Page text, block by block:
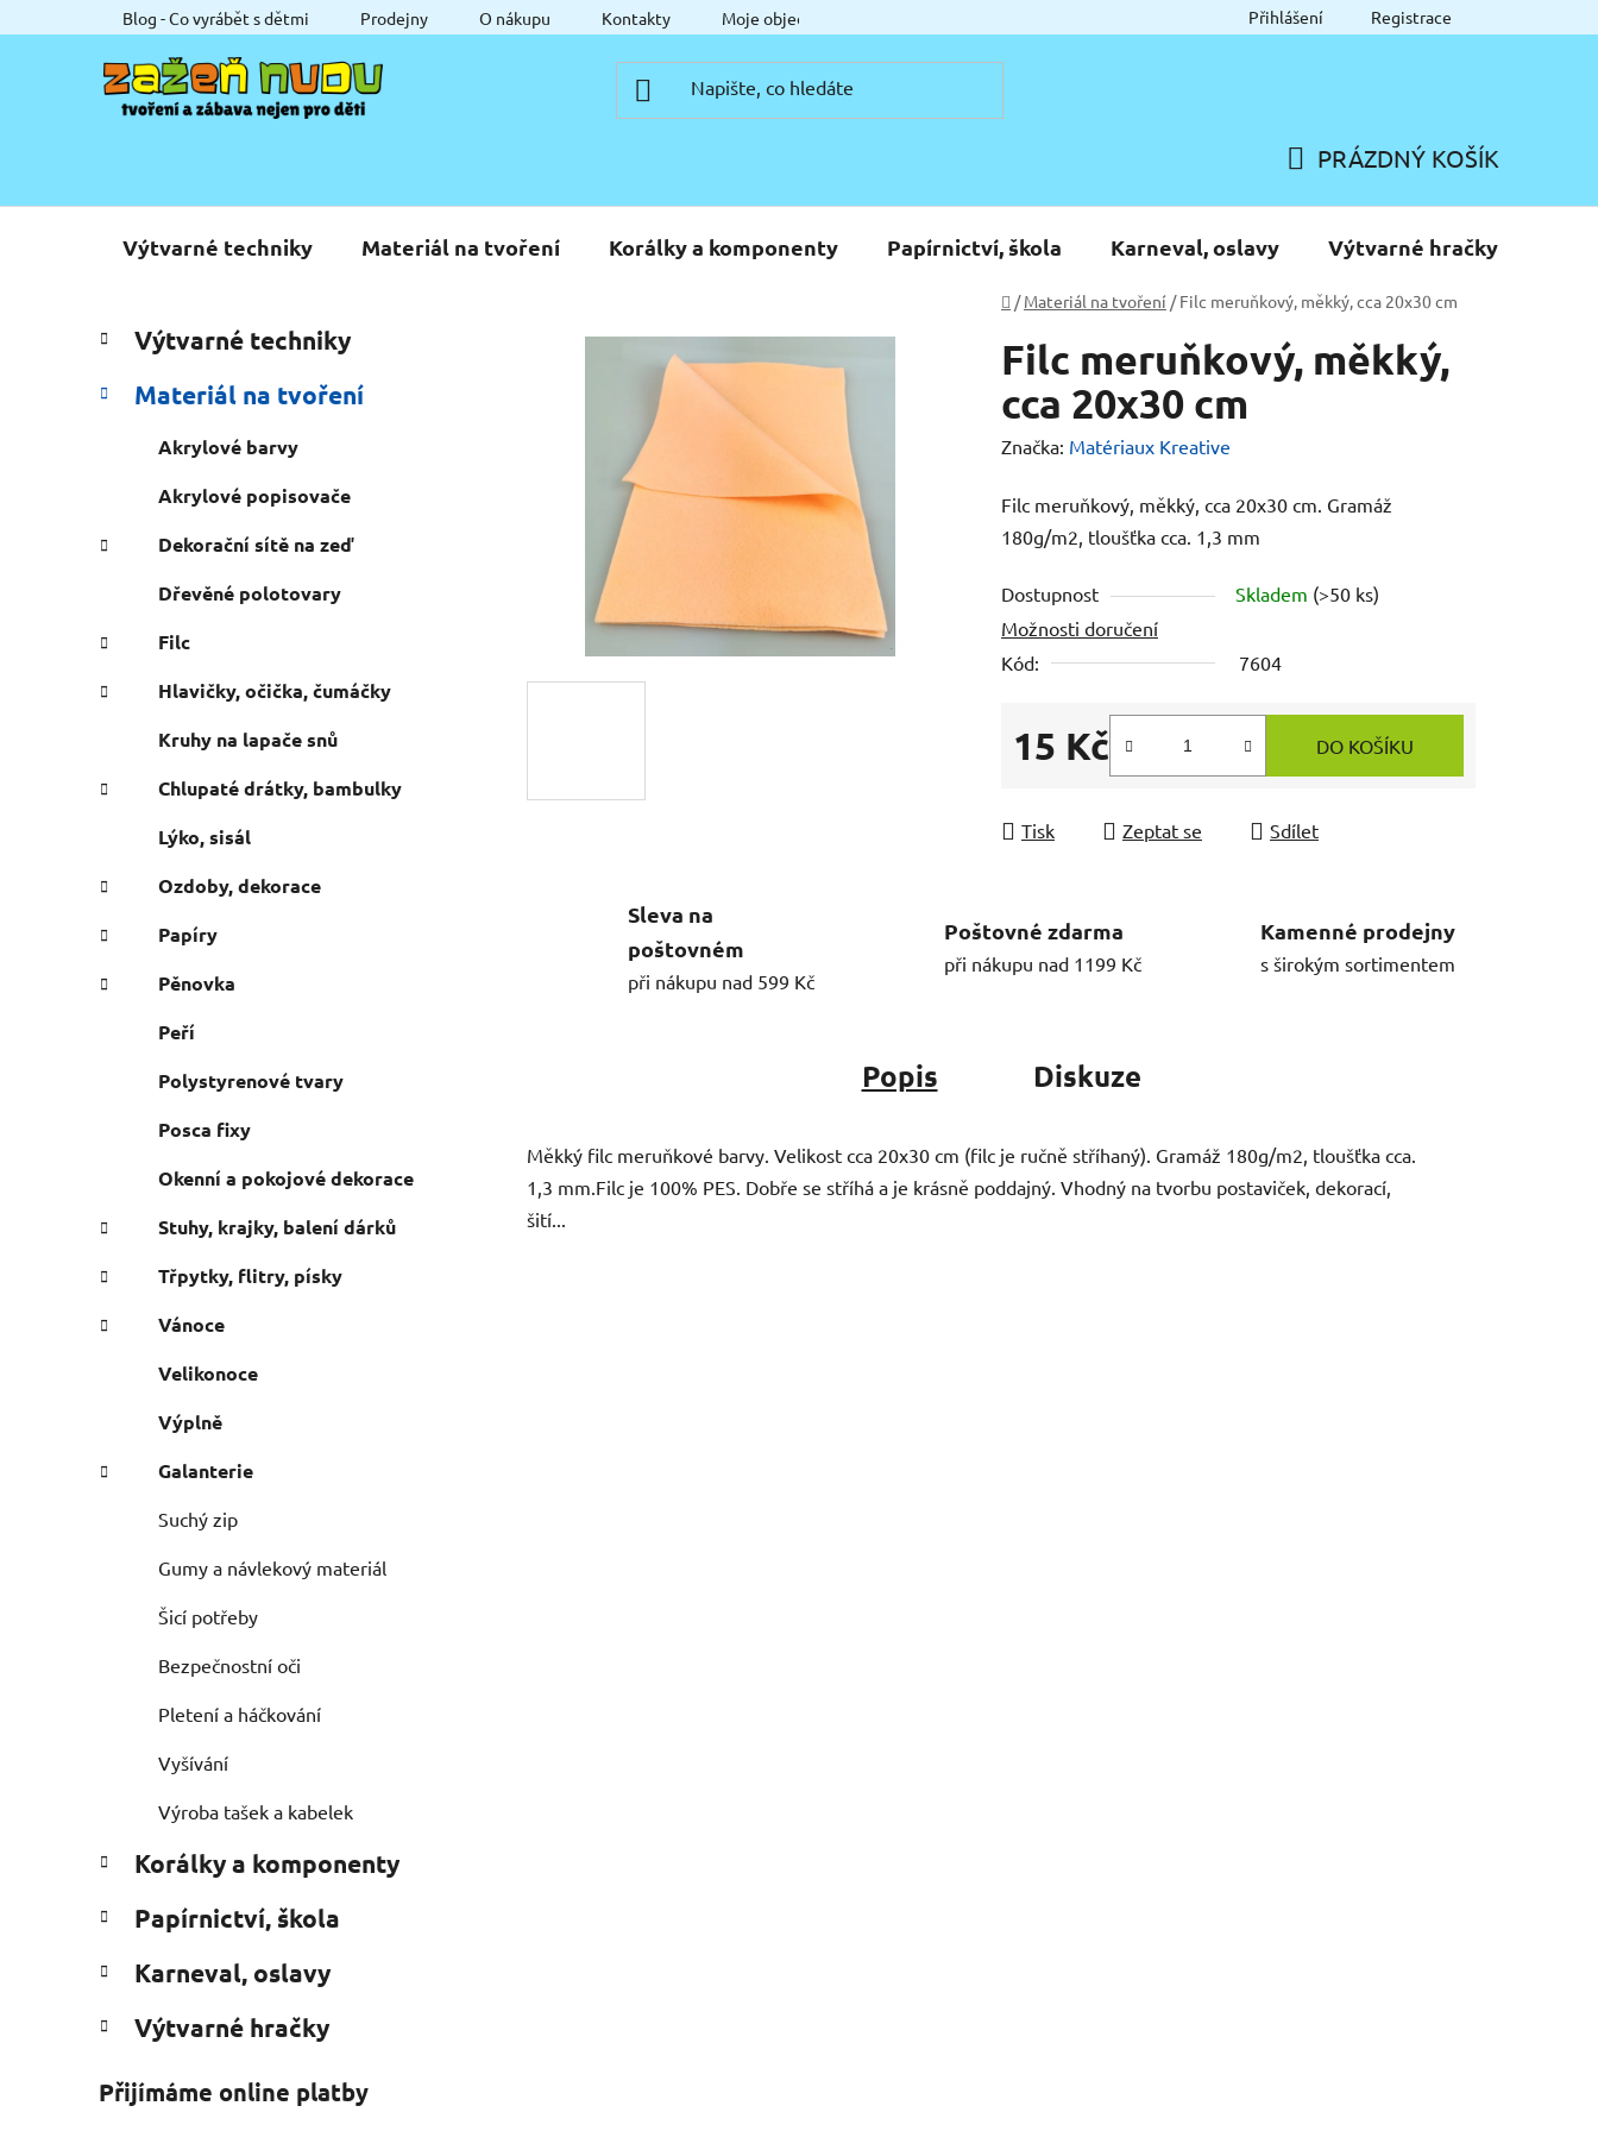
na
Blog - Co vyrábět s dětmi Prodejny O nákupu Kontakty Moje objednávka Přihlášení Registrace
KOŠÍK
PRÁZDNÝ KOŠÍK
Výtvarné techniky Materiál na tvoření Korálky a komponenty Papírnictví, škola Karneval, oslavy Výtvarné hračky
Domů
/ Materiál na tvoření / Filc meruňkový, měkký, cca 20x30 cm
P
o
s
n
a
e
Přeskočit
kategorie
a
e
e
Výtvarné techniky
Materiál na tvoření
Akrylové barvy
Akrylové popisovače
Dekorační sítě na zeď
Dřevěné polotovary
Filc
Hlavičky, očička, čumáčky
Kruhy na lapače snů
Chlupaté drátky, bambulky
Lýko, sisál
Ozdoby, dekorace
Papíry
Pěnovka
Peří
Polystyrenové tvary
Posca fixy
Okenní a pokojové dekorace
Stuhy, krajky, balení dárků
Třpytky, flitry, písky
Vánoce
Velikonoce
Výplně
Galanterie
Suchý zip
Gumy a návlekový materiál
Šicí potřeby
Bezpečnostní oči
Pletení a háčkování
Vyšívání
Výroba tašek a kabelek
Korálky a komponenty
Papírnictví, škola
Karneval, oslavy
Výtvarné hračky
Přijímáme online platby
Filc meruňkový, měkký,
cca 20x30 cm
Značka: Matériaux Kreative
Filc meruňkový, měkký, cca 20x30 cm. Gramáž
180g/m2, tloušťka cca. 1,3 mm
Dostupnost Skladem (>50 ks)
Možnosti doručení
Kód:
7604
15 Kč
Měrná cena:
DO KOŠÍKU
Tisk Zeptat se Sdílet
Sleva na
poštovném
při nákupu nad 599 Kč
Poštovné zdarma
při nákupu nad 1199 Kč
Kamenné prodejny
s širokým sortimentem
Popis Diskuze
Měkký filc meruňkové barvy. Velikost cca 20x30 cm (filc je ručně stříhaný). Gramáž 180g/m2, tloušťka cca.
1,3 mm.Filc je 100% PES. Dobře se stříhá a je krásně poddajný. Vhodný na tvorbu postaviček, dekorací,
šití...